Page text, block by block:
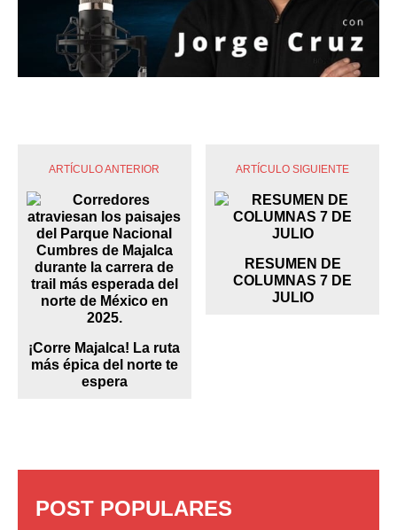
ARTÍCULO ANTERIOR
¡Corre Majalca! La ruta
más épica del norte te
espera
ARTÍCULO SIGUIENTE
RESUMEN DE
COLUMNAS 7 DE
JULIO
POST POPULARES